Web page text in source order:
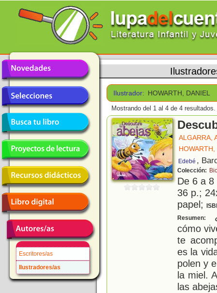
Escritores/as
Ilustradores/as
Ilustrador: HOWARTH, DANIEL
Mostrando del 1 al 4 de 4 resultados.
ALGARRA,
Edebé ,
Colección:
De 6 a
36 p.;
papel;
Resumen:
cómo
te
es la
polen y
la miel.
las